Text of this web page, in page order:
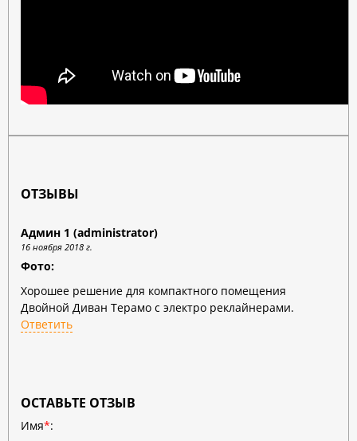
ОТЗЫВЫ
Админ 1 (administrator)
16 ноября 2018 г.
Фото:
Хорошее решение для компактного помещения
Двойной Диван Терамо с электро реклайнерами.
Ответить
ОСТАВЬТЕ ОТЗЫВ
Имя*: